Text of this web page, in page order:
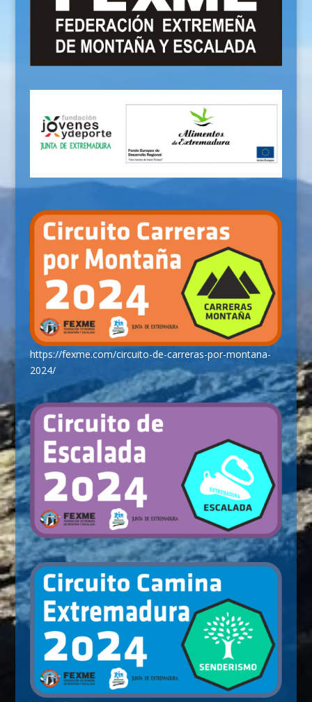
https://fexme.com/circuito-de-carreras-por-montana-
2024/